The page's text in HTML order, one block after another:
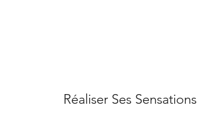
Réaliser Ses Sensations